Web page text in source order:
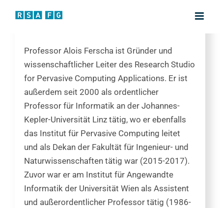
Inhalt
Professor Alois Ferscha ist Gründer und
wissenschaftlicher Leiter des Research Studio
for Pervasive Computing Applications. Er ist
außerdem seit 2000 als ordentlicher
Professor für Informatik an der Johannes-
Kepler-Universität Linz tätig, wo er ebenfalls
das Institut für Pervasive Computing leitet
und als Dekan der Fakultät für Ingenieur- und
Naturwissenschaften tätig war (2015-2017).
Zuvor war er am Institut für Angewandte
Informatik der Universität Wien als Assistent
und außerordentlicher Professor tätig (1986-